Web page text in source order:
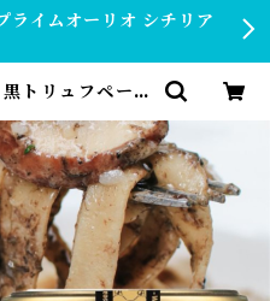
ライムオーリオ シチリア
トリュフペース
タルトゥフ
使用】 | 【公式】
by PRIMESHO